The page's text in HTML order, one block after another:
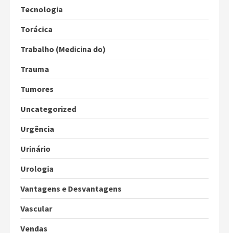
Tecnologia
Torácica
Trabalho (Medicina do)
Trauma
Tumores
Uncategorized
Urgência
Urinário
Urologia
Vantagens e Desvantagens
Vascular
Vendas